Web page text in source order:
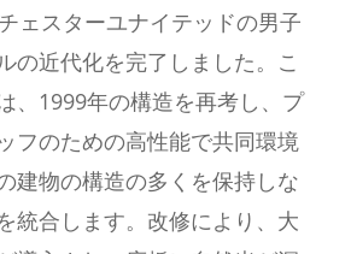
ェスターユナイテッドの男子
の近代化を完了しました。こ
、1999年の構造を再考し、プ
フのための高性能で共同環境
建物の構造の多くを保持しな
統合します。改修により、大